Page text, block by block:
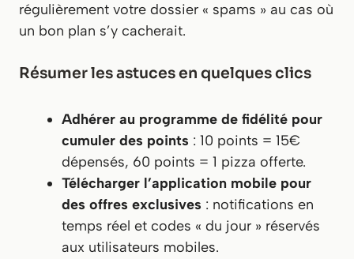
régulièrement votre dossier « spams » au cas où
un bon plan s’y cacherait.
Résumer les astuces en quelques clics
Adhérer au programme de fidélité pour
cumuler des points : 10 points = 15€
dépensés, 60 points = 1 pizza offerte.
Télécharger l’application mobile pour
des offres exclusives : notifications en
temps réel et codes « du jour » réservés
aux utilisateurs mobiles.